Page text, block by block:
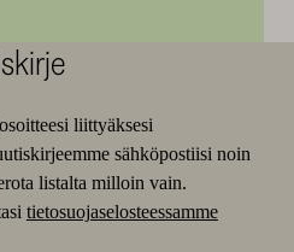
liittyäksesi
sähköpostiisi noin
listalta milloin vain.
tietosuojaselosteessamme